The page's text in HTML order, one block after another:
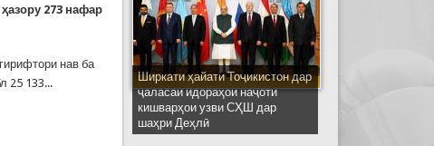
273 нафар
нав ба
25 133...
Ширкати ҳайати Тоҷикистон дар
ҷаласаи идораҳои наҷоти
кишварҳои узви СҲШ дар
шаҳри Деҳлӣ